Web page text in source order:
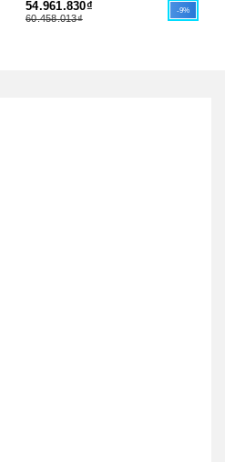
54.961.830₫
60.458.013₫
-9%